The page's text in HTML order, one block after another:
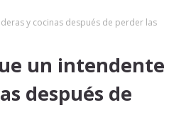
y cocinas después de perder las
un intendente
después de